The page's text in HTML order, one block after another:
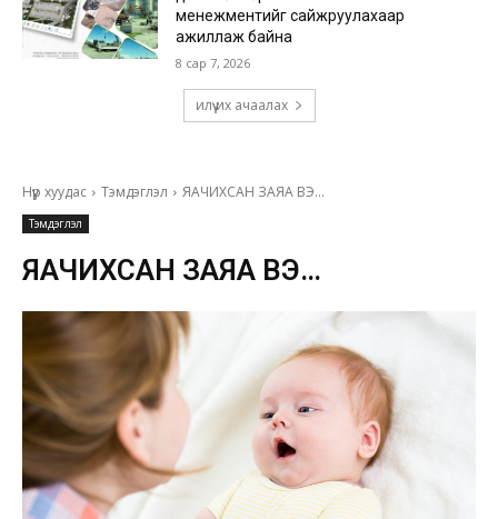
менежментийг сайжруулахаар
ажиллаж байна
8 сар 7, 2026
илүү их ачаалах